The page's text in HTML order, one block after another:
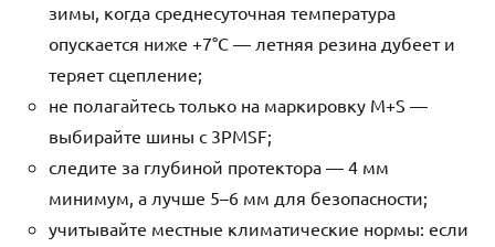
зимы, когда среднесуточная температура
опускается ниже +7°C — летняя резина дубеет и
теряет сцепление;
не полагайтесь только на маркировку M+S —
выбирайте шины с 3PMSF;
следите за глубиной протектора — 4 мм
минимум, а лучше 5–6 мм для безопасности;
учитывайте местные климатические нормы: если